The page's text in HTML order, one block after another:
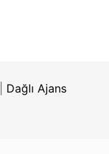
Dağlı Ajans